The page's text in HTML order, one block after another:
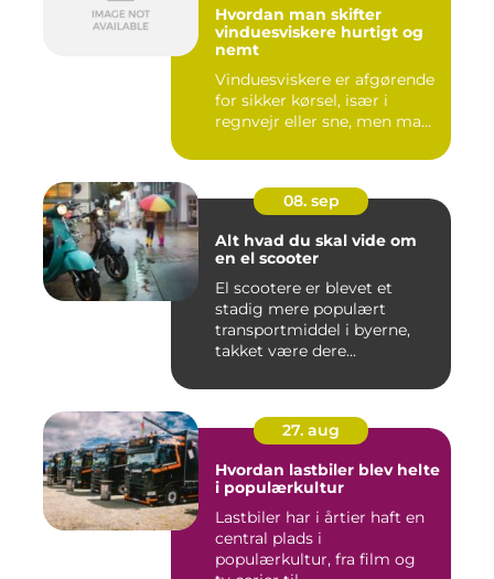
Hvordan man skifter
vinduesviskere hurtigt og
nemt
Vinduesviskere er afgørende
for sikker kørsel, især i
regnvejr eller sne, men ma...
08. sep
Alt hvad du skal vide om
en el scooter
El scootere er blevet et
stadig mere populært
transportmiddel i byerne,
takket være dere...
27. aug
Hvordan lastbiler blev helte
i populærkultur
Lastbiler har i årtier haft en
central plads i
populærkultur, fra film og